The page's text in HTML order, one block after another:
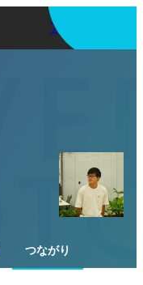
アプリを使う
つながり